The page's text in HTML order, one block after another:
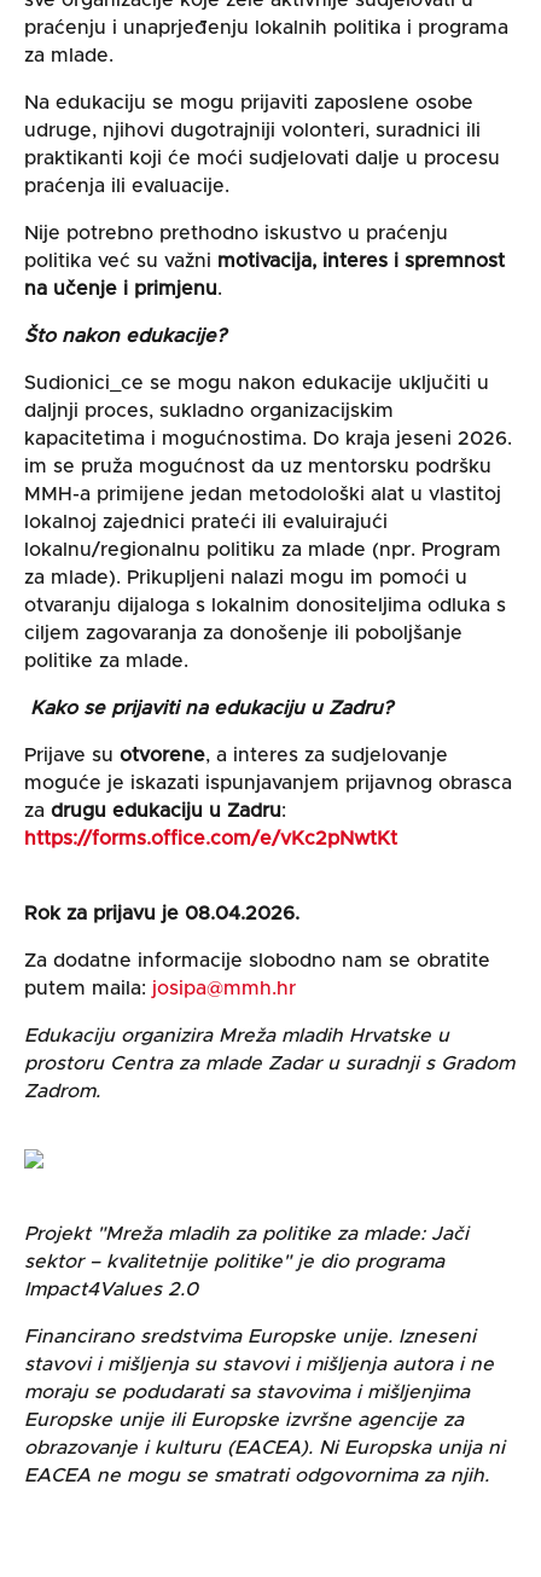
praćenju i unaprjeđenju lokalnih politika i programa
za mlade.
Na edukaciju se mogu prijaviti zaposlene osobe
udruge, njihovi dugotrajniji volonteri, suradnici ili
praktikanti koji će moći sudjelovati dalje u procesu
praćenja ili evaluacije.
Nije potrebno prethodno iskustvo u praćenju
politika već su važni motivacija, interes i spremnost
na učenje i primjenu.
Što nakon edukacije?
Sudionici_ce se mogu nakon edukacije uključiti u
daljnji proces, sukladno organizacijskim
kapacitetima i mogućnostima. Do kraja jeseni 2026.
im se pruža mogućnost da uz mentorsku podršku
MMH-a primijene jedan metodološki alat u vlastitoj
lokalnoj zajednici prateći ili evaluirajući
lokalnu/regionalnu politiku za mlade (npr. Program
za mlade). Prikupljeni nalazi mogu im pomoći u
otvaranju dijaloga s lokalnim donositeljima odluka s
ciljem zagovaranja za donošenje ili poboljšanje
politike za mlade.
Kako se prijaviti na edukaciju u Zadru?
Prijave su otvorene, a interes za sudjelovanje
moguće je iskazati ispunjavanjem prijavnog obrasca
za drugu edukaciju u Zadru:
https://forms.office.com/e/vKc2pNwtKt
Rok za prijavu je 08.04.2026.
Za dodatne informacije slobodno nam se obratite
putem maila: josipa@mmh.hr
Edukaciju organizira Mreža mladih Hrvatske u
prostoru Centra za mlade Zadar u suradnji s Gradom
Zadrom.
Projekt "Mreža mladih za politike za mlade: Jači
sektor – kvalitetnije politike" je dio programa
Impact4Values 2.0
Financirano sredstvima Europske unije. Izneseni
stavovi i mišljenja su stavovi i mišljenja autora i ne
moraju se podudarati sa stavovima i mišljenjima
Europske unije ili Europske izvršne agencije za
obrazovanje i kulturu (EACEA). Ni Europska unija ni
EACEA ne mogu se smatrati odgovornima za njih.